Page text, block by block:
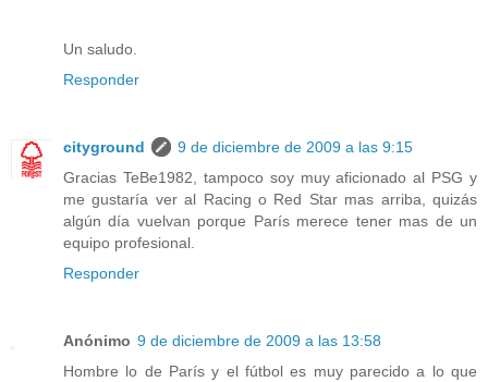
Un saludo.
Responder
cityground
9 de diciembre de 2009 a las 9:15
Gracias TeBe1982, tampoco soy muy aficionado al PSG y
me gustaría ver al Racing o Red Star mas arriba, quizás
algún día vuelvan porque París merece tener mas de un
equipo profesional.
Responder
Anónimo 9 de diciembre de 2009 a las 13:58
Hombre lo de París y el fútbol es muy parecido a lo que